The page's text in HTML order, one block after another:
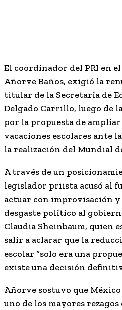
El coordinador del PRI en el
Añorve Baños, exigió la
titular de la Secretaría de
Delgado Carrillo, luego de
por la propuesta de ampliar
vacaciones escolares ante
la realización del Mundial
A través de un
legislador priista acusó al
actuar con improvisación
desgaste político al
Claudia Sheinbaum, quien
salir a aclarar que la
escolar “solo era una
existe una decisión
Añorve sostuvo que
uno de los mayores